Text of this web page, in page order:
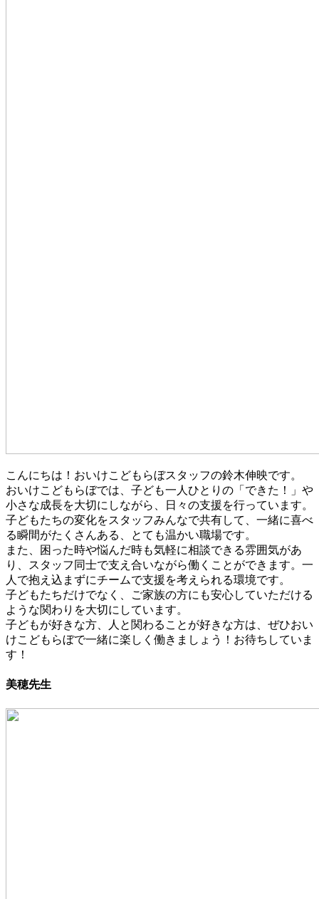
こんにちは！おいけこどもらぼスタッフの鈴木伸映です。
おいけこどもらぼでは、子ども一人ひとりの「できた！」や
小さな成長を大切にしながら、日々の支援を行っています。
子どもたちの変化をスタッフみんなで共有して、一緒に喜べ
る瞬間がたくさんある、とても温かい職場です。
また、困った時や悩んだ時も気軽に相談できる雰囲気があ
り、スタッフ同士で支え合いながら働くことができます。一
人で抱え込まずにチームで支援を考えられる環境です。
子どもたちだけでなく、ご家族の方にも安心していただける
ような関わりを大切にしています。
子どもが好きな方、人と関わることが好きな方は、ぜひおい
けこどもらぼで一緒に楽しく働きましょう！お待ちしていま
す！
美穂先生